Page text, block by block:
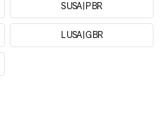
S USA | P BR
L USA | G BR